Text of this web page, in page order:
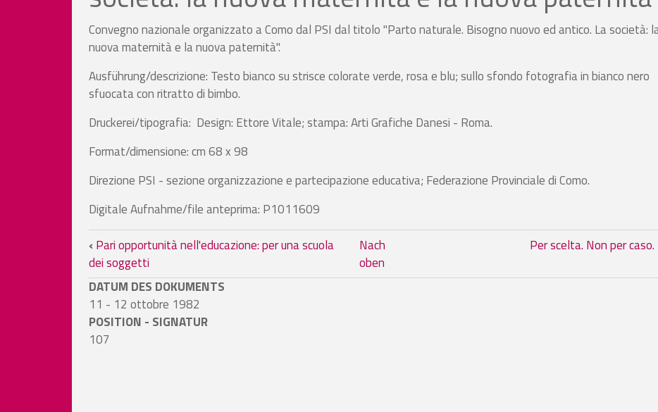
Convegno nazionale organizzato a Como dal PSI dal titolo "Parto naturale. Bisogno nuovo ed antico. La società:
nuova maternità e la nuova paternità".
Ausführung/descrizione: Testo bianco su strisce colorate verde, rosa e blu; sullo sfondo fotografia in bianco nero
sfuocata con ritratto di bimbo.
Druckerei/tipografia: Design: Ettore Vitale; stampa: Arti Grafiche Danesi - Roma.
Format/dimensione: cm 68 x 98
Direzione PSI - sezione organizzazione e partecipazione educativa; Federazione Provinciale di Como.
Digitale Aufnahme/file anteprima: P1011609
Links für das Blättern im Buch Parto naturale. Bisogno
‹ Pari opportunità nell'educazione: per una scuola
dei soggetti
Nach
oben
Per scelta. Non per caso.
DATUM DES DOKUMENTS
11 - 12 ottobre 1982
POSITION - SIGNATUR
107